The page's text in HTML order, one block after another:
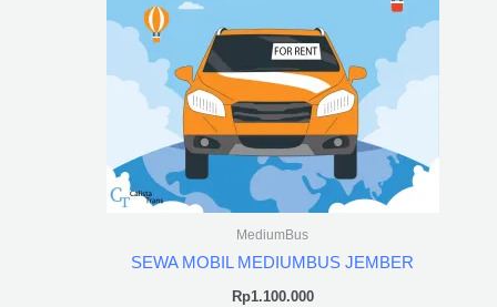
MediumBus
SEWA MOBIL MEDIUMBUS JEMBER
Rp1.100.000